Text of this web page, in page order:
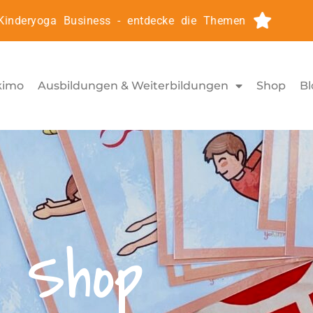
Business - entdecke die Themen
Ausbildungen & Weiterbildungen Shop
Shop